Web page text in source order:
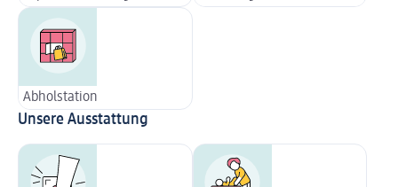
Abholstation
Unsere Ausstattung